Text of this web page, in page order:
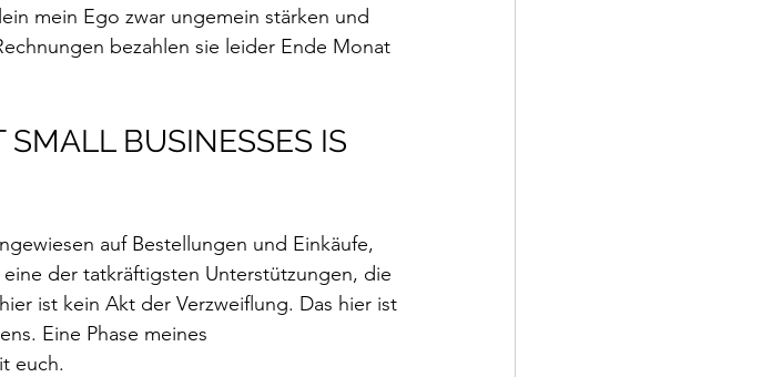
mein Ego zwar ungemein stärken und
bezahlen sie leider Ende Monat
SMALL BUSINESSES IS
auf Bestellungen und Einkäufe,
der tatkräftigsten Unterstützungen, die
ist kein Akt der Verzweiflung. Das hier ist
Eine Phase meines
euch.